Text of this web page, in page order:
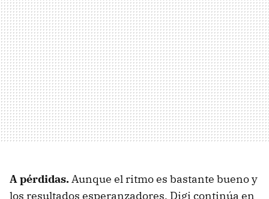
A pérdidas. Aunque el ritmo es bastante bueno y
los resultados esperanzadores, Digi continúa en